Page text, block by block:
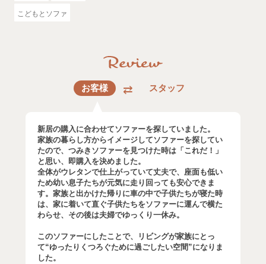
こどもとソファ
お客様 スタッフ
新居の購入に合わせてソファーを探していました。
家族の暮らし方からイメージしてソファーを探してい
たので、つみきソファーを見つけた時は「これだ！」
と思い、即購入を決めました。
全体がウレタンで仕上がっていて丈夫で、座面も低い
ため幼い息子たちが元気に走り回っても安心できま
す。家族と出かけた帰りに車の中で子供たちが寝た時
は、家に着いて直ぐ子供たちをソファーに運んで横た
わらせ、その後は夫婦でゆっくり一休み。
このソファーにしたことで、リビングが家族にとっ
て“ゆったりくつろぐために過ごしたい空間”になりま
した。